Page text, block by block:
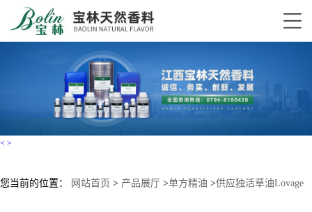
< >
您当前的位置： 网站首页 > 产品展厅 >单方精油 >供应独活草油Lovage